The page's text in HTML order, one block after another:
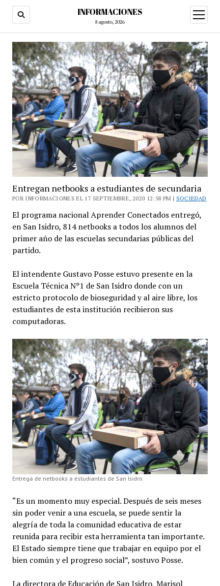
INFORMACIONES
8 agosto, 2026
abrir
menú
Entregan netbooks a estudiantes de secundaria
POR INFORMACIONES EL 17 SEPTIEMBRE, 2020 12:58 PM | SOCIEDAD
El programa nacional Aprender Conectados entregó,
en San Isidro, 814 netbooks a todos los alumnos del
primer año de las escuelas secundarias públicas del
partido.
El intendente Gustavo Posse estuvo presente en la
Escuela Técnica Nº1 de San Isidro donde con un
estricto protocolo de bioseguridad y al aire libre, los
estudiantes de esta institución recibieron sus
computadoras.
Entrega de netbooks a estudiantes de San Isidro
“Es un momento muy especial. Después de seis meses
sin poder venir a una escuela, se puede sentir la
alegría de toda la comunidad educativa de estar
reunida para recibir esta herramienta tan importante.
El Estado siempre tiene que trabajar en equipo por el
bien común y el progreso social”, sostuvo Posse.
La directora de Educación de San Isidro, Marisol